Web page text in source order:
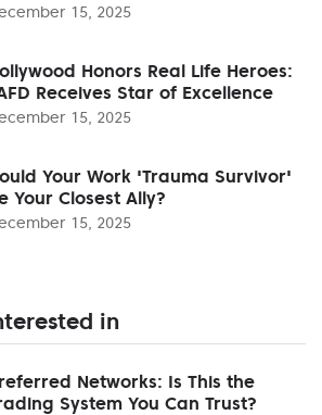
15, 2025
Honors Real Life Heroes:
Receives Star of Excellence
15, 2025
Your Work 'Trauma Survivor'
Your Closest Ally?
15, 2025
in
Networks: Is This the
System You Can Trust?